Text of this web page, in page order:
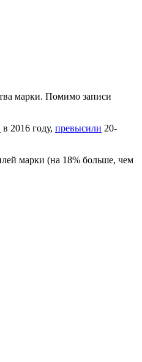
марки. Помимо записи
в 2016 году, превысили 20-
марки (на 18% больше, чем